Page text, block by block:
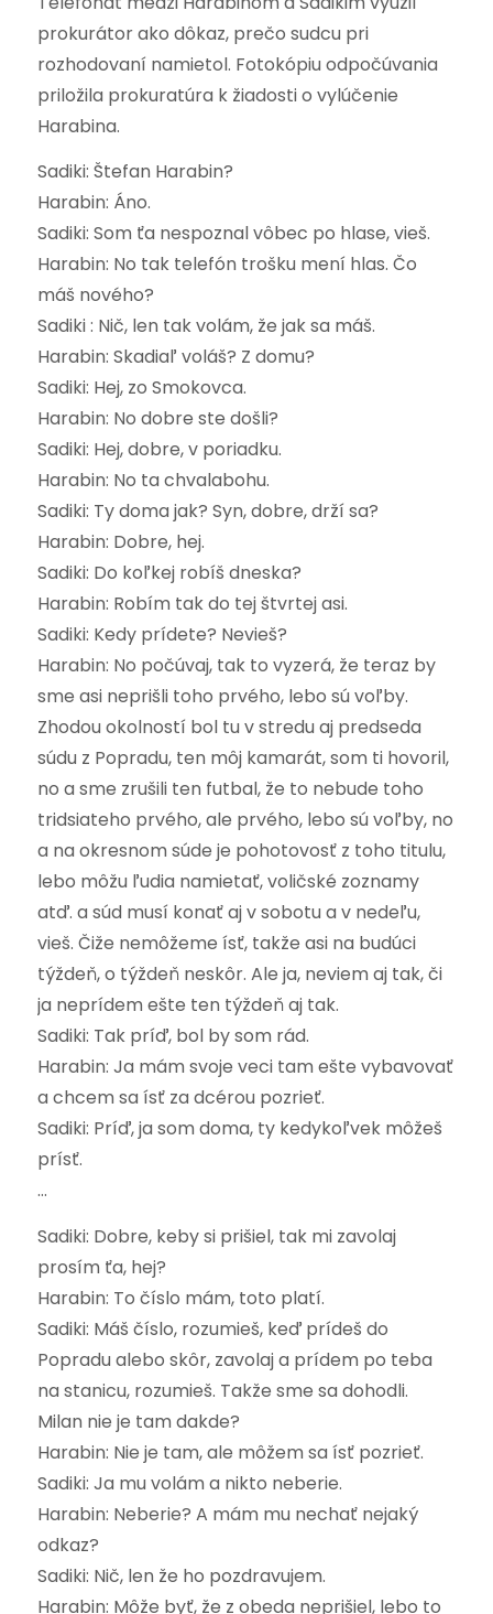
prokurátor ako dôkaz, prečo sudcu pri
rozhodovaní namietol. Fotokópiu odpočúvania
priložila prokuratúra k žiadosti o vylúčenie
Harabina.
Sadiki: Štefan Harabin?
Harabin: Áno.
Sadiki: Som ťa nespoznal vôbec po hlase, vieš.
Harabin: No tak telefón trošku mení hlas. Čo
máš nového?
Sadiki : Nič, len tak volám, že jak sa máš.
Harabin: Skadiaľ voláš? Z domu?
Sadiki: Hej, zo Smokovca.
Harabin: No dobre ste došli?
Sadiki: Hej, dobre, v poriadku.
Harabin: No ta chvalabohu.
Sadiki: Ty doma jak? Syn, dobre, drží sa?
Harabin: Dobre, hej.
Sadiki: Do koľkej robíš dneska?
Harabin: Robím tak do tej štvrtej asi.
Sadiki: Kedy prídete? Nevieš?
Harabin: No počúvaj, tak to vyzerá, že teraz by
sme asi neprišli toho prvého, lebo sú voľby.
Zhodou okolností bol tu v stredu aj predseda
súdu z Popradu, ten môj kamarát, som ti hovoril,
no a sme zrušili ten futbal, že to nebude toho
tridsiateho prvého, ale prvého, lebo sú voľby, no
a na okresnom súde je pohotovosť z toho titulu,
lebo môžu ľudia namietať, voličské zoznamy
atď. a súd musí konať aj v sobotu a v nedeľu,
vieš. Čiže nemôžeme ísť, takže asi na budúci
týždeň, o týždeň neskôr. Ale ja, neviem aj tak, či
ja neprídem ešte ten týždeň aj tak.
Sadiki: Tak príď, bol by som rád.
Harabin: Ja mám svoje veci tam ešte vybavovať
a chcem sa ísť za dcérou pozrieť.
Sadiki: Príď, ja som doma, ty kedykoľvek môžeš
prísť.
…
Sadiki: Dobre, keby si prišiel, tak mi zavolaj
prosím ťa, hej?
Harabin: To číslo mám, toto platí.
Sadiki: Máš číslo, rozumieš, keď prídeš do
Popradu alebo skôr, zavolaj a prídem po teba
na stanicu, rozumieš. Takže sme sa dohodli.
Milan nie je tam dakde?
Harabin: Nie je tam, ale môžem sa ísť pozrieť.
Sadiki: Ja mu volám a nikto neberie.
Harabin: Neberie? A mám mu nechať nejaký
odkaz?
Sadiki: Nič, len že ho pozdravujem.
Harabin: Môže byť, že z obeda neprišiel, lebo to